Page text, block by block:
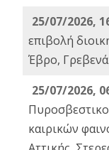
25/07/2026,
επιβολή
Έβρο, Γρεβενά
25/07/2026,
καιρικών